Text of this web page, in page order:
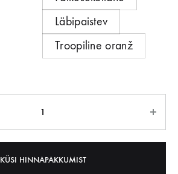
Läbipaistev
Troopiline oranž
KÜSI HINNAPAKKUMIST